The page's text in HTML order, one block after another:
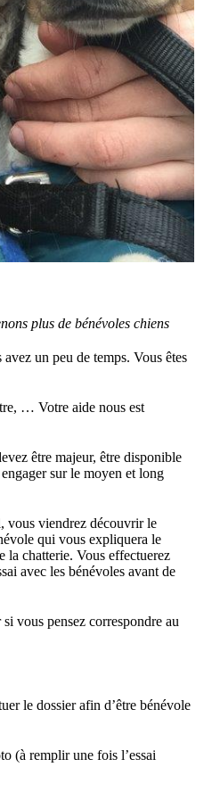
plus de bénévoles chiens
un peu de temps. Vous êtes
… Votre aide nous est
être majeur, être disponible
sur le moyen et long
vous viendrez découvrir le
qui vous expliquera le
la chatterie. Vous effectuerez
avec les bénévoles avant de
vous pensez correspondre au
le dossier afin d’être bénévole
(à remplir une fois l’essai